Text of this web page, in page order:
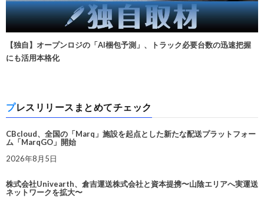
【独自】オープンロジの「AI梱包予測」、トラック必要台数の迅速把握
にも活用本格化
プレスリリースまとめてチェック
CBcloud、全国の「Marq」施設を起点とした新たな配送プラットフォー
ム「MarqGO」開始
2026年8月5日
株式会社Univearth、倉吉運送株式会社と資本提携〜山陰エリアへ実運送
ネットワークを拡大〜